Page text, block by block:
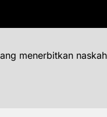
menerbitkan